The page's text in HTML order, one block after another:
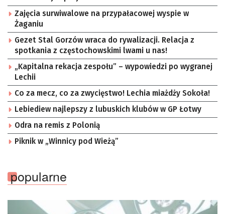
Zajęcia surwiwalowe na przypałacowej wyspie w
Żaganiu
Gezet Stal Gorzów wraca do rywalizacji. Relacja z
spotkania z częstochowskimi lwami u nas!
„Kapitalna rekacja zespołu” – wypowiedzi po wygranej
Lechii
Co za mecz, co za zwycięstwo! Lechia miażdży Sokoła!
Lebiediew najlepszy z lubuskich klubów w GP Łotwy
Odra na remis z Polonią
Piknik w „Winnicy pod Wieżą”
popularne